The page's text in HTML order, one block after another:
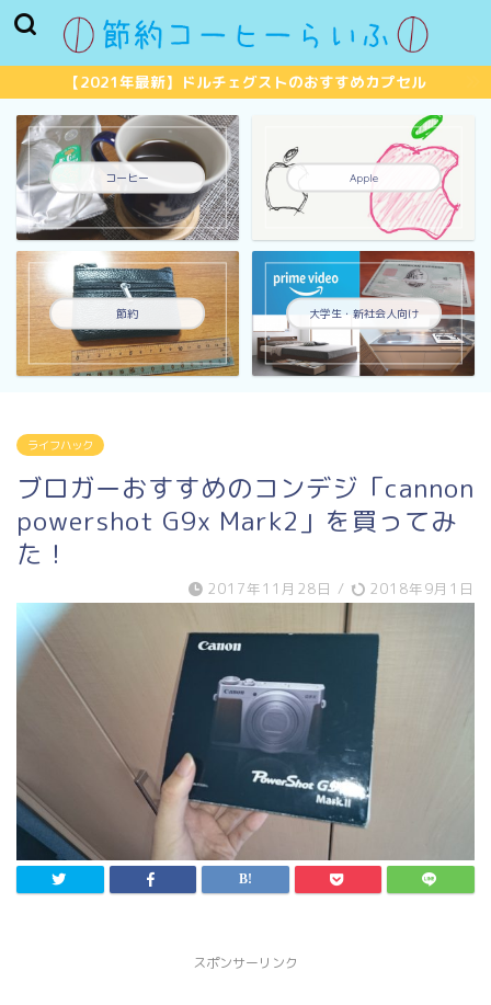
【2021年最新】ドルチェグストのおすすめカプセル
コーヒー Apple
節約 大学生・新社会人向け
ライフハック
ブロガーおすすめのコンデジ「cannon
powershot G9x Mark2」を買ってみ
た！
2017年11月28日 / 2018年9月1日
スポンサーリンク